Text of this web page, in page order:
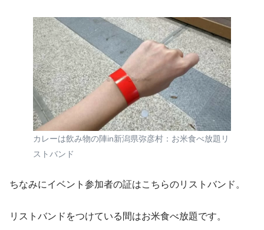
カレーは飲み物の陣in新潟県弥彦村：お米食べ放題リ
ストバンド
ちなみにイベント参加者の証はこちらのリストバンド。
リストバンドをつけている間はお米食べ放題です。